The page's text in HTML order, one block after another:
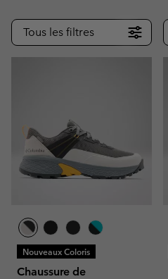
SEARCH
Tous les filtres
Nouveaux Coloris
Chaussure de